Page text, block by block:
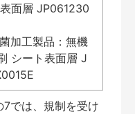
面層 JP061230
加工製品：無機
シート表面層 J
では、規制を受け